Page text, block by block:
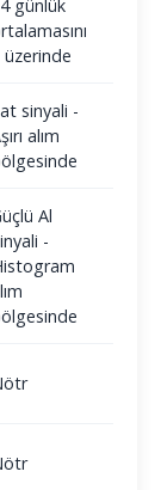
günlük
üzerinde
sinyali -
alım
Al
-